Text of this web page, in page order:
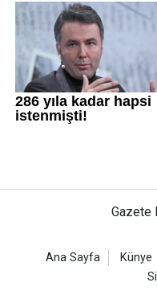
Gazete
Ana Sayfa Künye